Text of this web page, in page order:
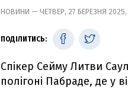
НОВИНИ — ЧЕТВЕР, 27 БЕРЕЗНЯ 2025,
ПОДІЛИТИСЬ:
Спікер Сейму Литви
полігоні Пабраде, де у